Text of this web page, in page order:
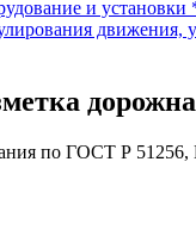
и
движения,
по ГОСТ Р